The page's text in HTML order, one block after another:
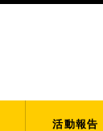
活動報告